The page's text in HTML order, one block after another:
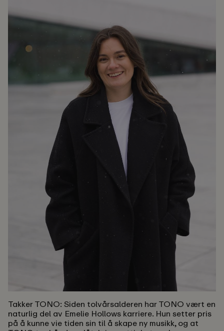
Takker TONO: Siden tolvårsalderen har TONO vært en
naturlig del av Emelie Hollows karriere. Hun setter pris
på å kunne vie tiden sin til å skape ny musikk, og at